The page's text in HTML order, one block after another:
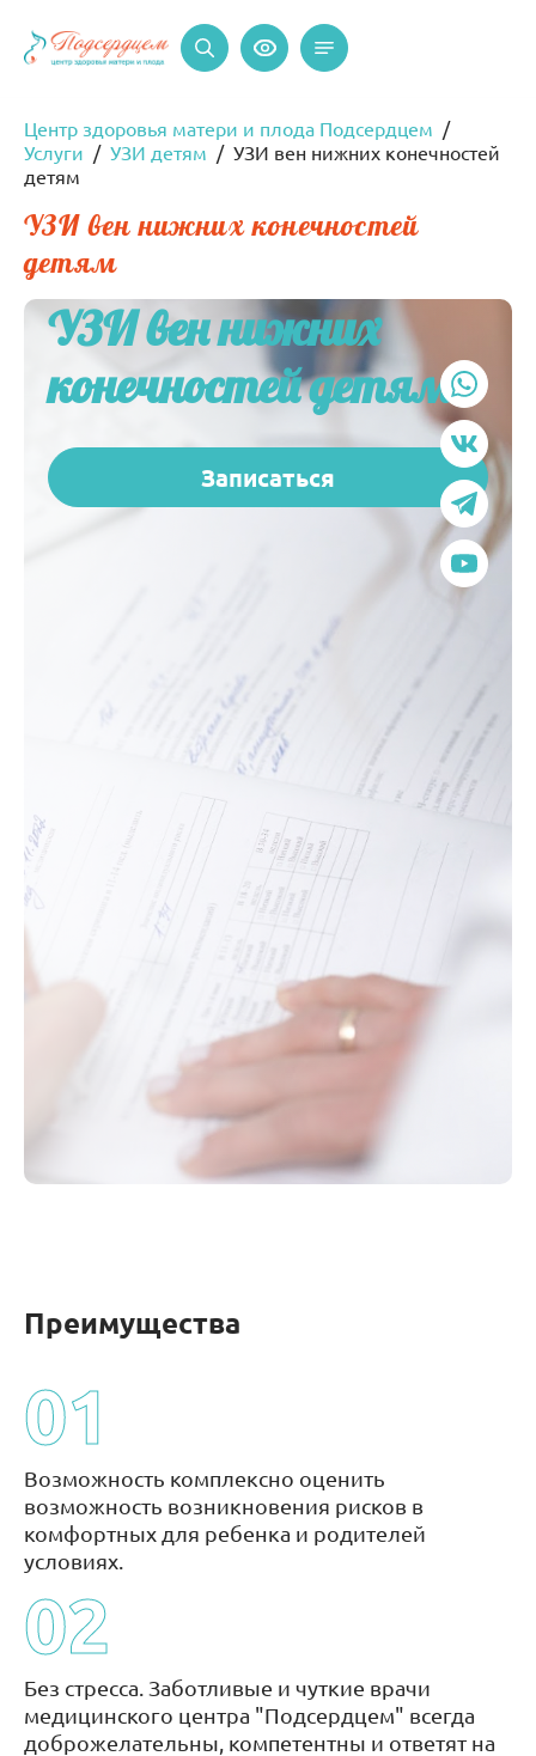
УЗИ вен нижних конечностей
детям
Центр здоровья матери и плода Подсердцем
Услуги
УЗИ детям
УЗИ вен нижних конечностей
детям
УЗИ вен нижних
конечностей детям
Записаться
Преимущества
01
Возможность комплексно оценить
возможность возникновения рисков в
комфортных для ребенка и родителей
условиях.
02
Без стресса. Заботливые и чуткие врачи
медицинского центра "Подсердцем" всегда
доброжелательны, компетентны и ответят на